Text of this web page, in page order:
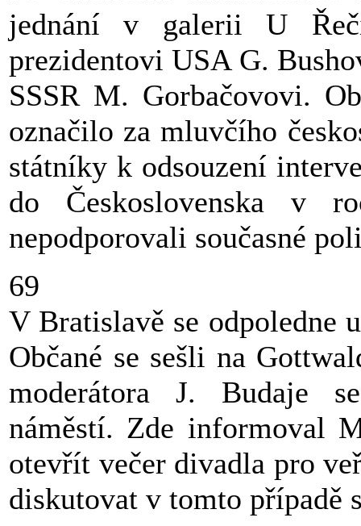
jednání v galerii U
prezidentovi USA G.
SSSR M. Gorbačovovi.
označilo za mluvčího
státníky k odsouzení
do Československa v
nepodporovali současné
69
V Bratislavě se odpoledne
Občané se sešli na
moderátora J. Budaje
náměstí. Zde informoval
otevřít večer divadla pro
diskutovat v tomto případě